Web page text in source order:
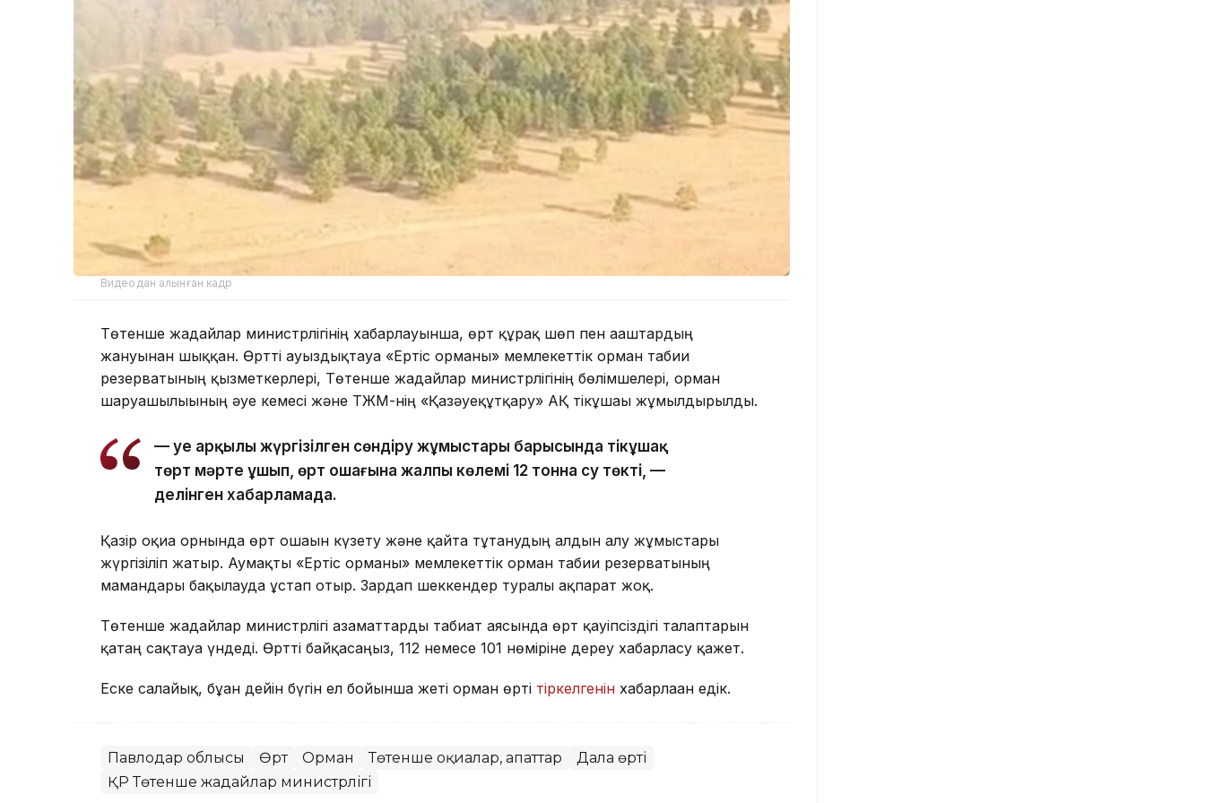
Видеодан алынған кадр
Төтенше жағдайлар министрлігінің хабарлауынша, өрт құрғақ шөп пен ағаштардың
жануынан шыққан. Өртті ауыздықтауға «Ертіс орманы» мемлекеттік орман табиғи
резерватының қызметкерлері, Төтенше жағдайлар министрлігінің бөлімшелері, орман
шаруашылығының әуе кемесі және ТЖМ-нің «Қазәуеқұтқару» АҚ тікұшағы жұмылдырылды.
— Әуе арқылы жүргізілген сөндіру жұмыстары барысында тікұшақ
төрт мәрте ұшып, өрт ошағына жалпы көлемі 12 тонна су төкті, —
делінген хабарламада.
Қазір оқиға орнында өрт ошағын күзету және қайта тұтанудың алдын алу жұмыстары
жүргізіліп жатыр. Аумақты «Ертіс орманы» мемлекеттік орман табиғи резерватының
мамандары бақылауда ұстап отыр. Зардап шеккендер туралы ақпарат жоқ.
Төтенше жағдайлар министрлігі азаматтарды табиғат аясында өрт қауіпсіздігі талаптарын
қатаң сақтауға үндеді. Өртті байқасаңыз, 112 немесе 101 нөміріне дереу хабарласу қажет.
Еске салайық, бұған дейін бүгін ел бойынша жеті орман өрті тіркелгенін хабарлаған едік.
Павлодар облысы Өрт Орман Төтенше оқиғалар, апаттар
Дала өрті
ҚР Төтенше жағдайлар министрлігі